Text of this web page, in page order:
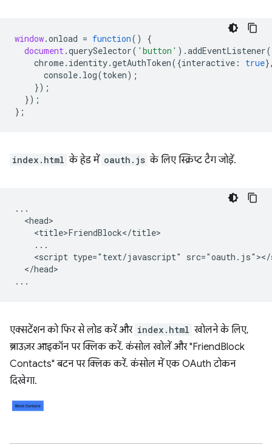
window.onload = function()
{
document.querySelector( 'button' ).addEventListener(
chrome. identity.getAuthToken({interactive : true
console. log(token);
});
});
};
index.html के हेड में oauth.js के लिए स्क्रिप्ट टैग जोड़ें.
...
  <head>
    <title>FriendBlock</title>
    ...
<script type="text/javascript"
  </head>
एक्सटेंशन को फिर से लोड करें और index.html खोलने के लिए,
ब्राउज़र आइकॉन पर क्लिक करें. कंसोल खोलें और "FriendBlock
Contacts" बटन पर क्लिक करें. कंसोल में एक OAuth टोकन
दिखेगा.